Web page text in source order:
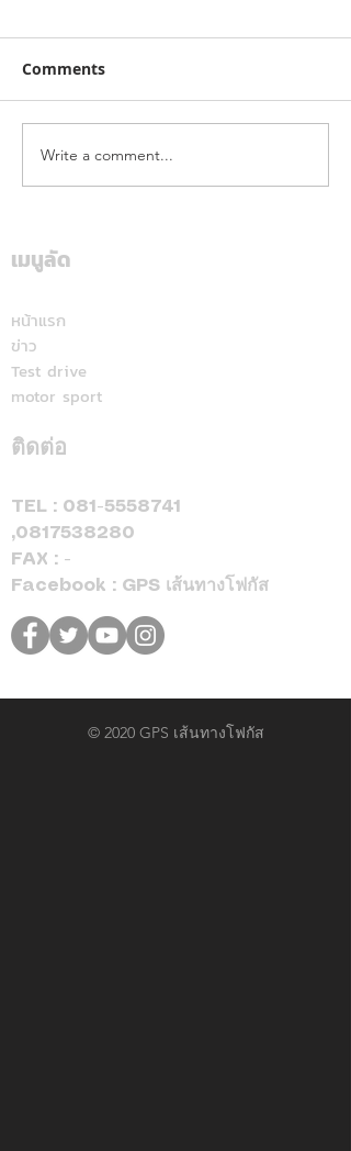
คาลเท็กซ์ ได้รับการรับรอง
หัวจ่ายเชื้อเพลิงมาตรฐาน
การบริการ ตอกย้ำความ
Comments
Write a comment...
เมนูลัด
หน้าแรก
ข่าว
Test drive
motor sport
ติดต่อ
TEL : 081-5558741
,0817538280
FAX : -
Facebook : GPS เส้นทางโฟกัส
© 2020 GPS เส้นทางโฟกัส